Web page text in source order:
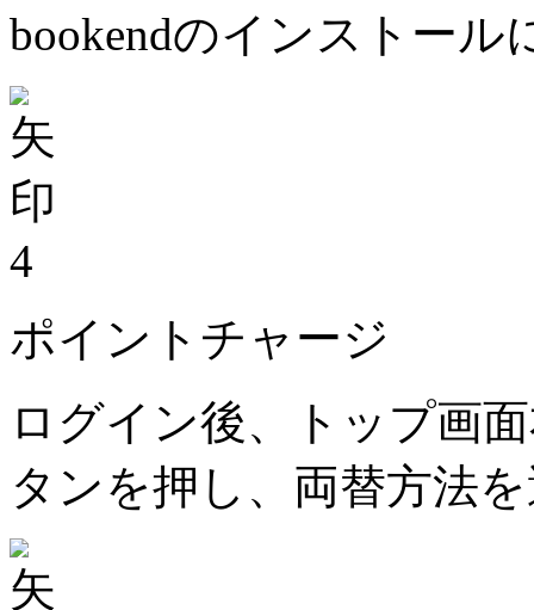
bookendのインストール
4
ポイントチャージ
ログイン後、トップ画
タンを押し、両替方法